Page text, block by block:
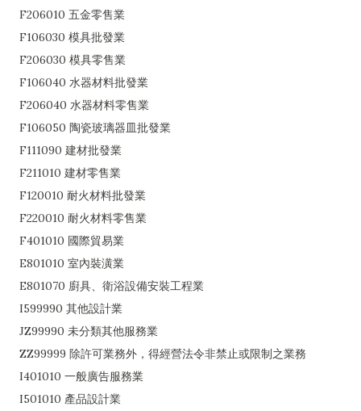
F206010 五金零售業
F106030 模具批發業
F206030 模具零售業
F106040 水器材料批發業
F206040 水器材料零售業
F106050 陶瓷玻璃器皿批發業
F111090 建材批發業
F211010 建材零售業
F120010 耐火材料批發業
F220010 耐火材料零售業
F401010 國際貿易業
E801010 室內裝潢業
E801070 廚具、衛浴設備安裝工程業
I599990 其他設計業
JZ99990 未分類其他服務業
ZZ99999 除許可業務外，得經營法令非禁止或限制之業務
I401010 一般廣告服務業
I501010 產品設計業